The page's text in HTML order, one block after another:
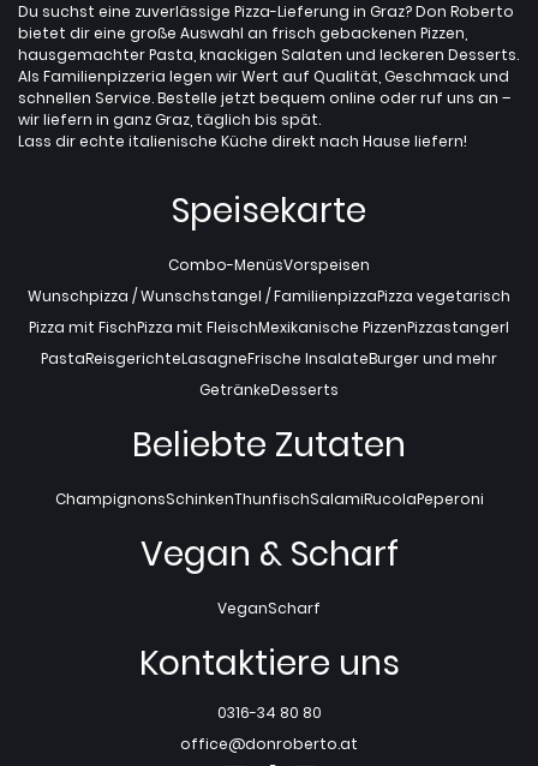
Du suchst eine zuverlässige Pizza-Lieferung in Graz? Don Roberto
bietet dir eine große Auswahl an frisch gebackenen Pizzen,
hausgemachter Pasta, knackigen Salaten und leckeren Desserts.
Als Familienpizzeria legen wir Wert auf Qualität, Geschmack und
schnellen Service. Bestelle jetzt bequem online oder ruf uns an –
wir liefern in ganz Graz, täglich bis spät.
Lass dir echte italienische Küche direkt nach Hause liefern!
Speisekarte
Combo-MenüsVorspeisen
Wunschpizza / Wunschstangel / FamilienpizzaPizza vegetarisch
Pizza mit FischPizza mit FleischMexikanische PizzenPizzastangerl
PastaReisgerichteLasagneFrische InsalateBurger und mehr
GetränkeDesserts
Beliebte Zutaten
ChampignonsSchinkenThunfischSalamiRucolaPeperoni
Vegan & Scharf
VeganScharf
Kontaktiere uns
0316-34 80 80
office@donroberto.at